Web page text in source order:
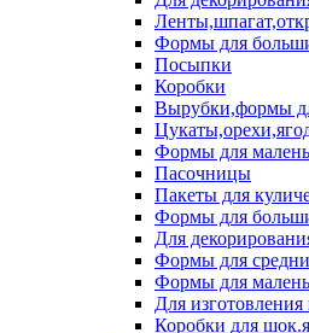
Формы для
Посыпки
Коробки
Вырубки,формы
Формы для
Пасочницы
Пакеты для
Формы для
Для
Формы для
Формы для
Для изготовления
Коробки для